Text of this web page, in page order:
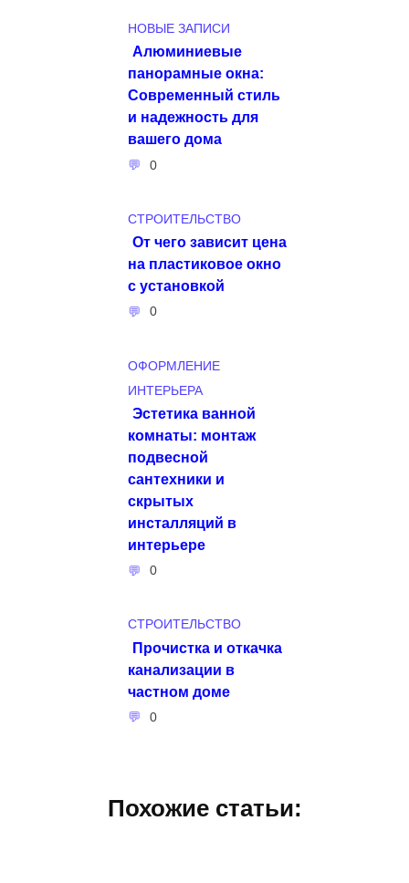
НОВЫЕ ЗАПИСИ
Алюминиевые
панорамные окна:
Современный стиль
и надежность для
вашего дома
0
СТРОИТЕЛЬСТВО
От чего зависит цена
на пластиковое окно
с установкой
0
ОФОРМЛЕНИЕ
ИНТЕРЬЕРА
Эстетика ванной
комнаты: монтаж
подвесной
сантехники и
скрытых
инсталляций в
интерьере
0
СТРОИТЕЛЬСТВО
Прочистка и откачка
канализации в
частном доме
0
Похожие статьи: